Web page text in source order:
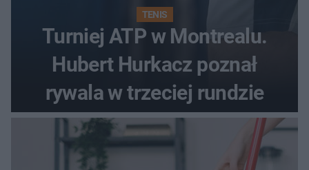
TENIS
Turniej ATP w Montrealu.
Hubert Hurkacz poznał
rywala w trzeciej rundzie